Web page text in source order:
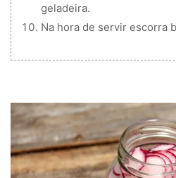
geladeira.
Na hora de servir escorra